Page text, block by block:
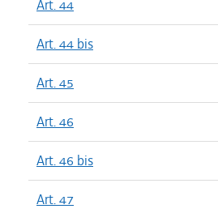
Art. 44
Art. 44 bis
Art. 45
Art. 46
Art. 46 bis
Art. 47